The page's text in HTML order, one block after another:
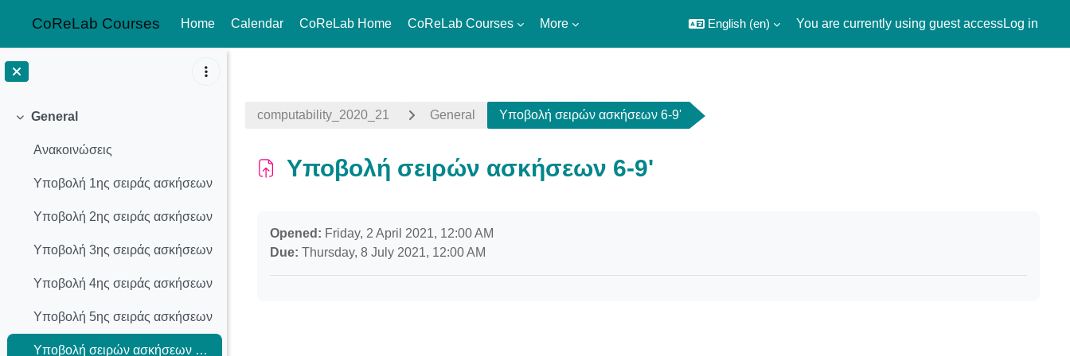
CoReLab Courses Home Calendar CoReLab Home CoReLab Courses More English ‎(en)‎ You are currently using guest accessLog in
Collapse
General
Ανακοινώσεις
Υποβολή 1ης σειράς ασκήσεων
Υποβολή 2ης σειράς ασκήσεων
Υποβολή 3ης σειράς ασκήσεων
Υποβολή 4ης σειράς ασκήσεων
Υποβολή 5ης σειράς ασκήσεων
Υποβολή σειρών ασκήσεων 6-9'
computability_2020_21 General Υποβολή σειρών ασκήσεων 6-9'
Υποβολή σειρών ασκήσεων 6-9'
Opened: Friday, 2 April 2021, 12:00 AM
Due: Thursday, 8 July 2021, 12:00 AM